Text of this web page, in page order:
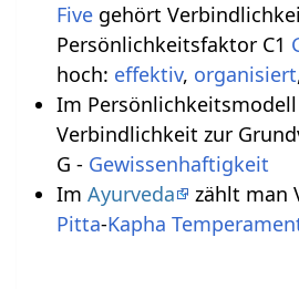
Fivegehört
Persönlichkeitsfaktor C1
hoch: effektiv, organisiert
Im Persönlichkeitsmodell
Verbindlichkeit zur
G - Gewissenhaftigkeit
Im Ayurveda
zählt man
Pitta-Kapha